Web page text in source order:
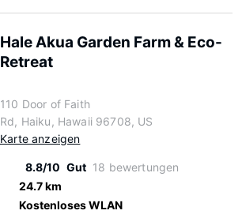
Hale Akua Garden Farm & Eco-
Retreat
110 Door of Faith
Rd, Haiku, Hawaii 96708, US
Karte anzeigen
8.8/10 Gut 18 bewertungen
24.7 km
Kostenloses WLAN